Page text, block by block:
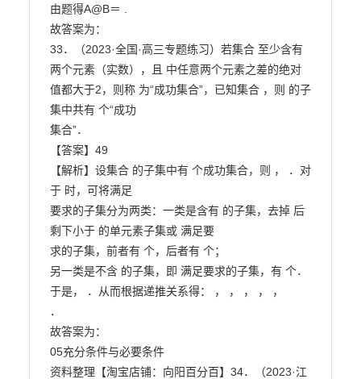
由题得A@B＝ .
故答案为：
33．（2023·全国·高三专题练习）若集合 至少含有
两个元素（实数），且 中任意两个元素之差的绝对
值都大于2，则称 为“成功集合”，已知集合 ，则 的子
集中共有 个“成功
集合”．
【答案】49
【解析】设集合 的子集中有 个成功集合，则 ， ．对
于 时，可将满足
要求的子集分为两类：一类是含有 的子集，去掉 后
剩下小于 的单元素子集或 满足要
求的子集，前者有 个，后者有 个；
另一类是不含 的子集，即 满足要求的子集，有 个．
于是， ．从而根据递推关系得： ， ， ， ， ，
．
故答案为：
05充分条件与必要条件
资料整理【淘宝店铺：向阳百分百】34．（2023·江